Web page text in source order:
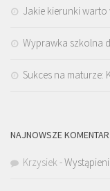
Jakie kierunki warto
Wyprawka szkolna
Sukces na maturze:
NAJNOWSZE
Krzysiek -